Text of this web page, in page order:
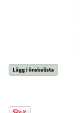
Lägg i önskelista